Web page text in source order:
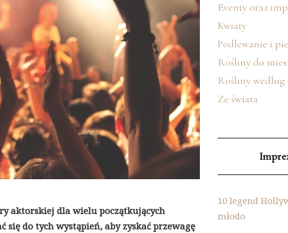
aktorskiej dla wielu początkujących
do tych wystąpień, aby zyskać przewagę
Eventy oraz
Kwiaty
Podlewanie i
Rośliny do
Rośliny według
Ze świata
10 legend
młodo